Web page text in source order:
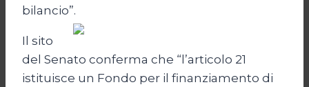
bilancio”.
Il sito
del Senato conferma che “l’articolo 21
istituisce un Fondo per il finanziamento di